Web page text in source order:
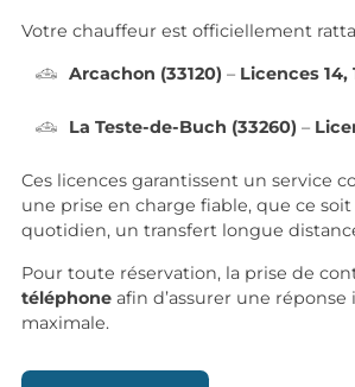
Votre chauffeur est officiellement
Arcachon (33120) – Licences 14,
La Teste-de-Buch (33260) –
Ces licences garantissent un service
une prise en charge fiable, que ce
quotidien, un transfert longue
Pour toute réservation, la prise de
téléphoneafin d’assurer une
maximale.